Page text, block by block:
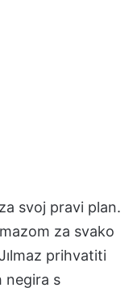
svoj pravi plan.
za svako
prihvatiti
negira s